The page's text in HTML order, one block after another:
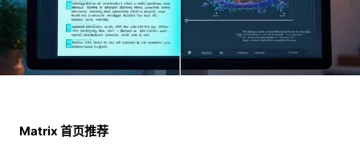
Matrix 首页推荐